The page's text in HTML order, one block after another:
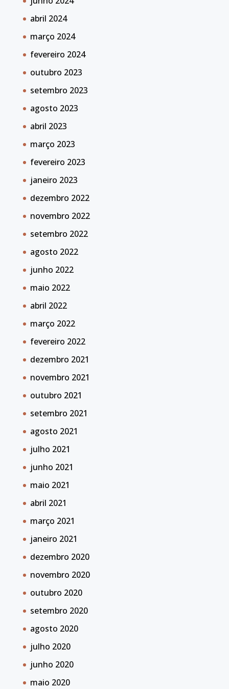
abril 2024
março 2024
fevereiro 2024
outubro 2023
setembro 2023
agosto 2023
abril 2023
março 2023
fevereiro 2023
janeiro 2023
dezembro 2022
novembro 2022
setembro 2022
agosto 2022
junho 2022
maio 2022
abril 2022
março 2022
fevereiro 2022
dezembro 2021
novembro 2021
outubro 2021
setembro 2021
agosto 2021
julho 2021
junho 2021
maio 2021
abril 2021
março 2021
janeiro 2021
dezembro 2020
novembro 2020
outubro 2020
setembro 2020
agosto 2020
julho 2020
junho 2020
maio 2020